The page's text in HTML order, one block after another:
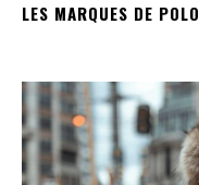
LES MARQUES DE